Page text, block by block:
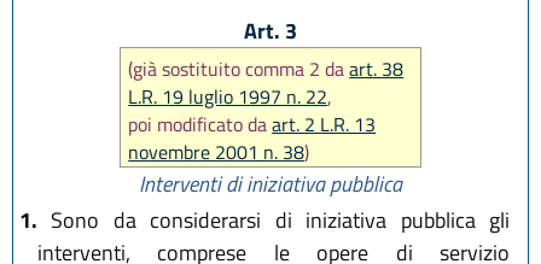
Art. 3
(già sostituito comma 2 daart. 38
L.R. 19 luglio 1997 n. 22,
poi modificato daart. 2 L.R. 13
novembre 2001 n. 38)
Interventi di iniziativa pubblica
1. Sono da considerarsi di iniziativa pubblica gli
interventi, comprese le opere di servizio